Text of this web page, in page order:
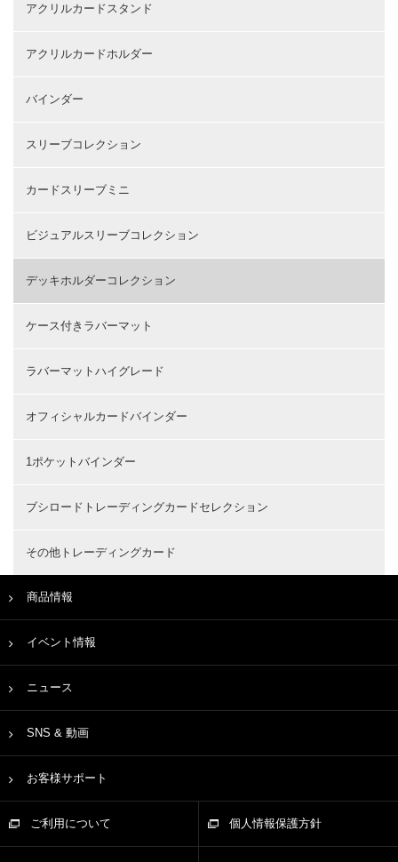
アクリルカードスタンド
アクリルカードホルダー
バインダー
スリーブコレクション
カードスリーブミニ
ビジュアルスリーブコレクション
デッキホルダーコレクション
ケース付きラバーマット
ラバーマットハイグレード
オフィシャルカードバインダー
1ポケットバインダー
ブシロードトレーディングカードセレクション
その他トレーディングカード
商品情報
イベント情報
ニュース
SNS & 動画
お客様サポート
ご利用について 個人情報保護方針